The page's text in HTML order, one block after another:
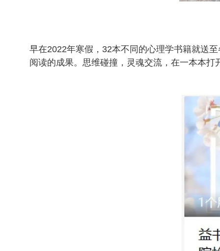
早在2022年寒假，32本不同的心理学书籍就送
阅读的成果。思维碰撞，灵魂交流，在一本本